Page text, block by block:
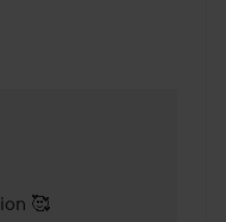
anställd.lades 1 år
🥰